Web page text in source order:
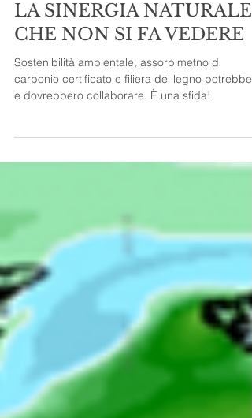
LEGNO PER IL CLIMA –
LA SINERGIA NATURALE
CHE NON SI FA VEDERE
Sostenibilità ambientale, assorbimetno di
carbonio certificato e filiera del legno